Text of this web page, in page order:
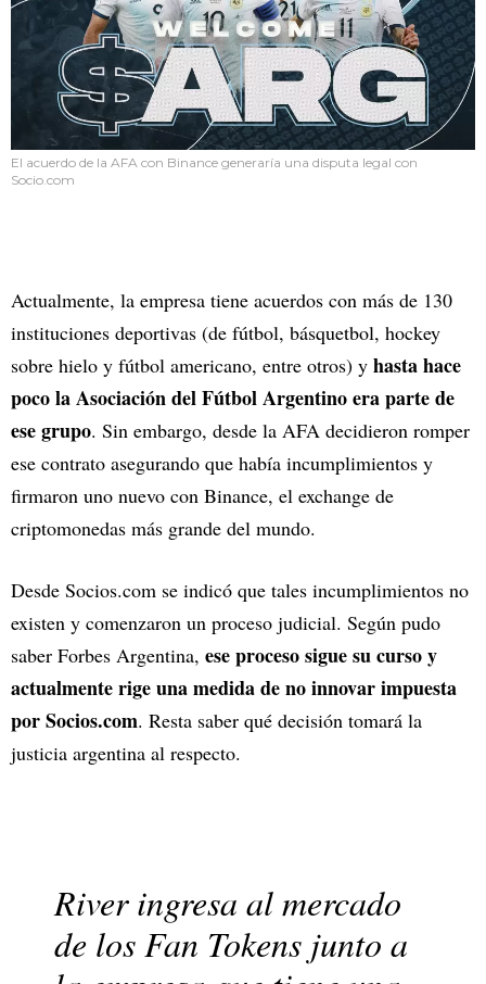
El acuerdo de la AFA con Binance generaría una disputa legal con
Socio.com
Actualmente, la empresa tiene acuerdos con más de 130
instituciones deportivas (de fútbol, básquetbol, hockey
sobre hielo y fútbol americano, entre otros) y hasta hace
poco la Asociación del Fútbol Argentino era parte de
ese grupo. Sin embargo, desde la AFA decidieron romper
ese contrato asegurando que había incumplimientos y
firmaron uno nuevo con Binance, el exchange de
criptomonedas más grande del mundo.
Desde Socios.com se indicó que tales incumplimientos no
existen y comenzaron un proceso judicial. Según pudo
saber Forbes Argentina, ese proceso sigue su curso y
actualmente rige una medida de no innovar impuesta
por Socios.com. Resta saber qué decisión tomará la
justicia argentina al respecto.
River ingresa al mercado
de los Fan Tokens junto a